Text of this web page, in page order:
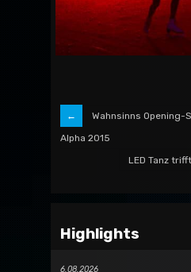
Wahnsinns Opening-
Alpha 2015
LED Tanz
Highlights
6.08.2026